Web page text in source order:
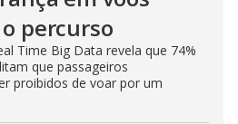
percurso
Time Big Data revela que 74%
que passageiros
proibidos de voar por um